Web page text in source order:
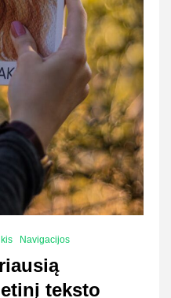
Navigacijos
teksto